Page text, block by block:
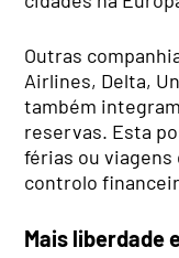
Outras
Airlines, Delta,
também
reservas. Esta
férias ou
controlo
Mais liberdade